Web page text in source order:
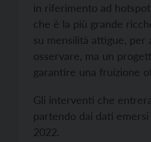
in riferimento ad
che è la più grande
su mensilità attigue, per
osservare, ma un
garantire una fruizione
Gli interventi che
partendo dai dati
2022.